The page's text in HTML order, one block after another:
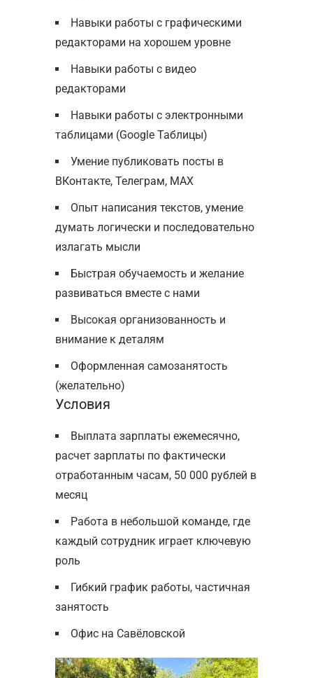
Навыки работы с графическими
редакторами на хорошем уровне
Навыки работы с видео
редакторами
Навыки работы с электронными
таблицами (Google Таблицы)
Умение публиковать посты в
ВКонтакте, Телеграм, MAX
Опыт написания текстов, умение
думать логически и последовательно
излагать мысли
Быстрая обучаемость и желание
развиваться вместе с нами
Высокая организованность и
внимание к деталям
Оформленная самозанятость
(желательно)
Условия
Выплата зарплаты ежемесячно,
расчет зарплаты по фактически
отработанным часам, 50 000 рублей в
месяц
Работа в небольшой команде, где
каждый сотрудник играет ключевую
роль
Гибкий график работы, частичная
занятость
Офис на Савёловской